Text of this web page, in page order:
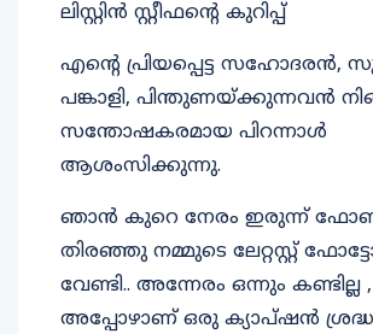
ലിസ്റ്റിന്‍ സ്റ്റീഫന്റെ കുറിപ്പ്
എന്റെ പ്രിയപ്പെട്ട
പങ്കാളി, പിന്തുണയ്ക്കുന്നവന്‍
സന്തോഷകരമായ പിറന്നാള്‍
ആശംസിക്കുന്നു.
ഞാന്‍ കുറെ നേരം ഇരുന്ന്
തിരഞ്ഞു നമ്മുടെ ലേറ്റസ്റ്റ്
വേണ്ടി.. അന്നേരം ഒന്നും കണ്ടില്ല ,
അപ്പോഴാണ് ഒരു ക്യാപ്ഷന്‍